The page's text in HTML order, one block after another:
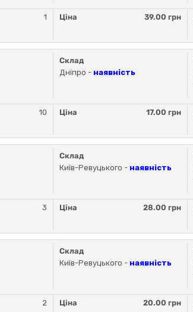
1 Ціна 39.00 грн
Склад
Дніпро - наявність
10 Ціна 17.00 грн
Склад
Київ-Ревуцького - наявність
3 Ціна 28.00 грн
Склад
Київ-Ревуцького - наявність
2 Ціна 20.00 грн